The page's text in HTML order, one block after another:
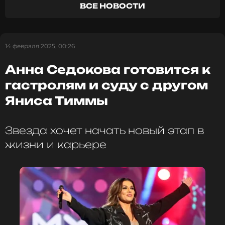
Биография, последние новости
Фото: Яна Яворская/ТАСС
Читайте нас в Телеграме, чтобы
оставаться в курсе событий
ССЫЛКА
ВСЕ НОВОСТИ
14 февраля 2025, 00:26
Анна Седокова готовится к
гастролям и суду с другом
Яниса Тиммы
Звезда хочет начать новый этап в
жизни и карьере